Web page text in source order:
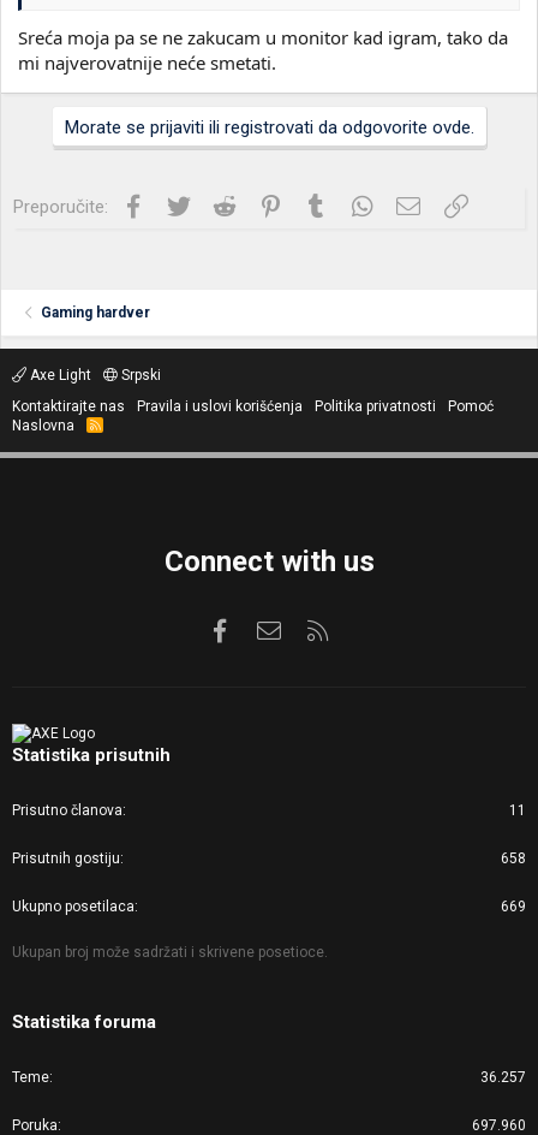
Sreća moja pa se ne zakucam u monitor kad igram, tako da
mi najverovatnije neće smetati.
Morate se prijaviti ili registrovati da odgovorite ovde.
Preporučite: Facebook
Twitter Reddit PinterestTumblrWhatsApp
Imejl Link
Gaming hardver
Axe Light
Srpski
Kontaktirajte nas
Pravila i uslovi korišćenja Politika privatnosti
Pomoć
Naslovna
R
S
Connect with us
FacebookKontaktirajte nas
Statistika prisutnih
Prisutno članova 11
Prisutnih gostiju 658
Ukupno posetilaca 669
Ukupan broj može sadržati i skrivene posetioce.
Statistika foruma
Teme 36.257
Poruka 697.960